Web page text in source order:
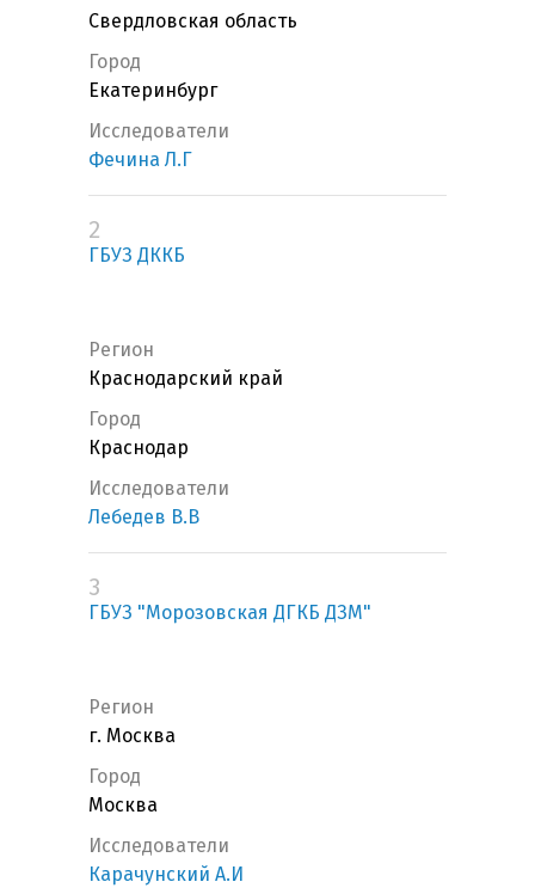
Свердловская область
Город
Екатеринбург
Исследователи
Фечина Л.Г
2
ГБУЗ ДККБ
Регион
Краснодарский край
Город
Краснодар
Исследователи
Лебедев В.В
3
ГБУЗ "Морозовская ДГКБ ДЗМ"
Регион
г. Москва
Город
Москва
Исследователи
Карачунский А.И